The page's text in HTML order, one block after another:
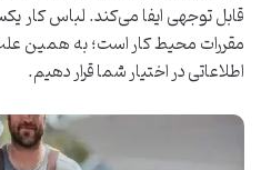
قابل توجهی ایفا می‌کند. لباس کار
مقررات محیط‌ کار است؛ به همین
اطلاعاتی در اختیار شما قرار دهیم.